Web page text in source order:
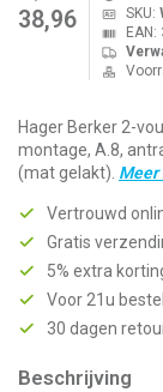
38,96
SKU:
EAN:
Hager Berker 2-
montage, A.8,
(mat gelakt). Meer
Vertrouwd
Gratis
5% extra
Voor 21u
30 dagen
Beschrijving